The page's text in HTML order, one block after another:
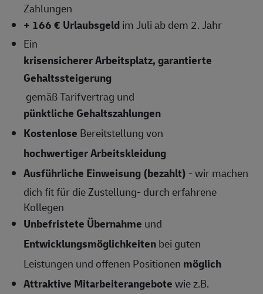
Zahlungen
+ 166 € Urlaubsgeldim Juli ab dem 2. Jahr
Ein
krisensicherer Arbeitsplatz, garantierte
Gehaltssteigerung
gemäß Tarifvertrag und
pünktliche Gehaltszahlungen
Kostenlose Bereitstellung von
hochwertiger Arbeitskleidung
Ausführliche Einweisung (bezahlt)- wir machen
dich fit für die Zustellung- durch erfahrene
Kollegen
Unbefristete Übernahme und
Entwicklungsmöglichkeitenbei guten
Leistungen und offenen Positionen möglich
Attraktive Mitarbeiterangebotewie z.B.